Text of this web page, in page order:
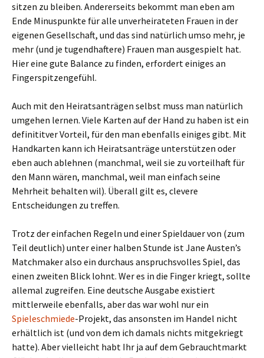
sitzen zu bleiben. Andererseits bekommt man eben am
Ende Minuspunkte für alle unverheirateten Frauen in der
eigenen Gesellschaft, und das sind natürlich umso mehr, je
mehr (und je tugendhaftere) Frauen man ausgespielt hat.
Hier eine gute Balance zu finden, erfordert einiges an
Fingerspitzengefühl.
Auch mit den Heiratsanträgen selbst muss man natürlich
umgehen lernen. Viele Karten auf der Hand zu haben ist ein
definititver Vorteil, für den man ebenfalls einiges gibt. Mit
Handkarten kann ich Heiratsanträge unterstützen oder
eben auch ablehnen (manchmal, weil sie zu vorteilhaft für
den Mann wären, manchmal, weil man einfach seine
Mehrheit behalten wil). Überall gilt es, clevere
Entscheidungen zu treffen.
Trotz der einfachen Regeln und einer Spieldauer von (zum
Teil deutlich) unter einer halben Stunde ist Jane Austen’s
Matchmaker also ein durchaus anspruchsvolles Spiel, das
einen zweiten Blick lohnt. Wer es in die Finger kriegt, sollte
allemal zugreifen. Eine deutsche Ausgabe existiert
mittlerweile ebenfalls, aber das war wohl nur ein
Spieleschmiede-Projekt, das ansonsten im Handel nicht
erhältlich ist (und von dem ich damals nichts mitgekriegt
hatte). Aber vielleicht habt Ihr ja auf dem Gebrauchtmarkt